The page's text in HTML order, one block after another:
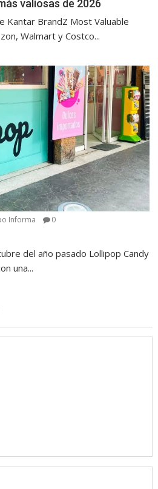
valiosas de 2026
Kantar BrandZ Most Valuable
Walmart y Costco...
Informa 0
del año pasado Lollipop Candy
una...